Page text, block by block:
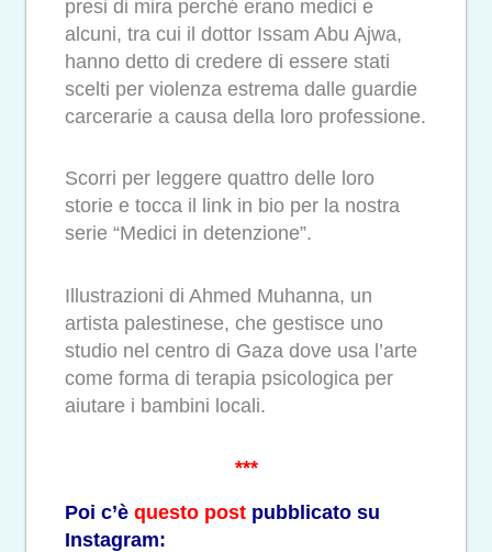
presi di mira perché erano medici e
alcuni, tra cui il dottor Issam Abu Ajwa,
hanno detto di credere di essere stati
scelti per violenza estrema dalle guardie
carcerarie a causa della loro professione.
Scorri per leggere quattro delle loro
storie e tocca il link in bio per la nostra
serie “Medici in detenzione”.
Illustrazioni di Ahmed Muhanna, un
artista palestinese, che gestisce uno
studio nel centro di Gaza dove usa l’arte
come forma di terapia psicologica per
aiutare i bambini locali.
***
Poi c’è questo post pubblicato su
Instagram: